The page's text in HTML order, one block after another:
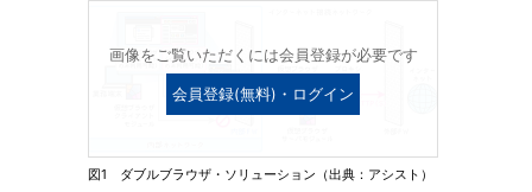
画像をご覧いただくには会員登録が必要です
会員登録(無料)・ログイン
図1 ダブルブラウザ・ソリューション（出典：アシスト）